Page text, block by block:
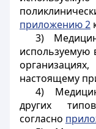
приложению 2
3)
используемую
настоящему
4)
других
согласно